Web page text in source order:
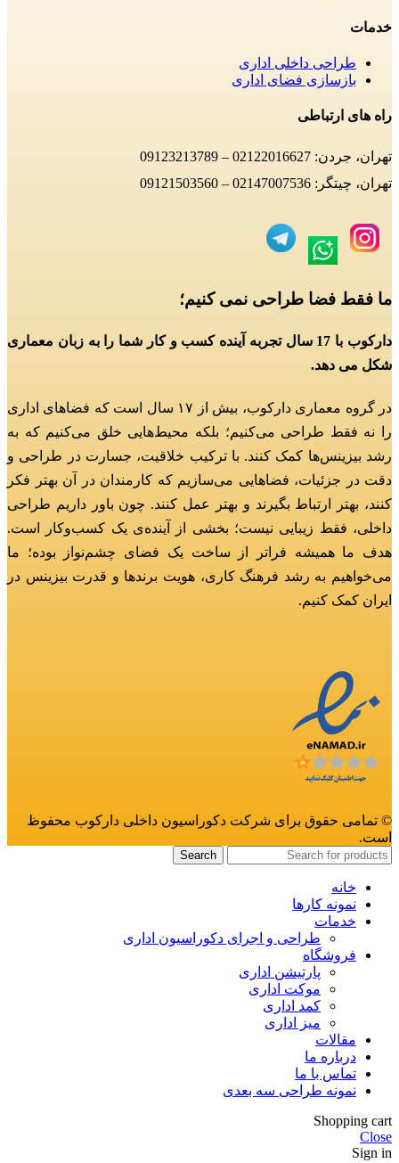
خدمات
طراحی داخلی اداری
بازسازی فضای اداری
راه های ارتباطی
تهران، جردن: 02122016627 – 09123213789
تهران، چیتگر: 02147007536 – 09121503560
ما فقط فضا طراحی نمی کنیم؛
دارکوب با 17 سال تجربه آینده کسب و کار شما را به زبان معماری
شکل می دهد.
در گروه معماری دارکوب، بیش از ۱۷ سال است که فضاهای اداری
را نه فقط طراحی می‌کنیم؛ بلکه محیط‌هایی خلق می‌کنیم که به
رشد بیزینس‌ها کمک کنند. با ترکیب خلاقیت، جسارت در طراحی و
دقت در جزئیات، فضاهایی می‌سازیم که کارمندان در آن بهتر فکر
کنند، بهتر ارتباط بگیرند و بهتر عمل کنند. چون باور داریم طراحی
داخلی، فقط زیبایی نیست؛ بخشی از آینده‌ی یک کسب‌وکار است.
هدف ما همیشه فراتر از ساخت یک فضای چشم‌نواز بوده؛ ما
می‌خواهیم به رشد فرهنگ کاری، هویت برندها و قدرت بیزینس در
ایران کمک کنیم.
© تمامی حقوق برای شرکت دکوراسیون داخلی دارکوب محفوظ
است.
Search
خانه
نمونه کارها
خدمات
طراحی و اجرای دکوراسیون اداری
فروشگاه
پارتیشن اداری
موکت اداری
کمد اداری
میز اداری
مقالات
درباره ما
تماس با ما
نمونه طراحی سه بعدی
Shopping cart
Close
Sign in